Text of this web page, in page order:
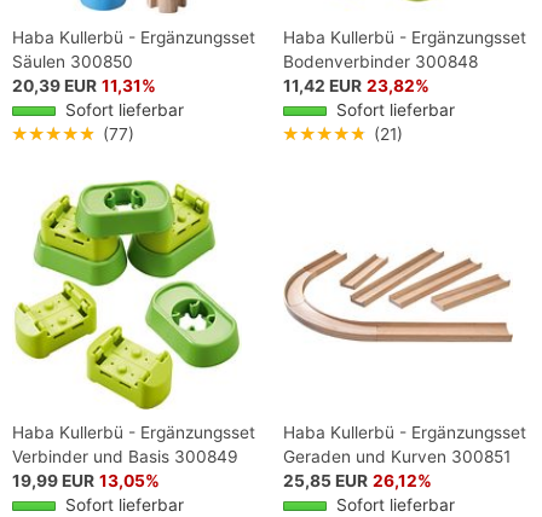
Haba Kullerbü - Ergänzungsset
Säulen 300850
20,39 EUR 11,31%
Sofort lieferbar
★★★★★ (77)
Haba Kullerbü - Ergänzungsset
Bodenverbinder 300848
11,42 EUR 23,82%
Sofort lieferbar
★★★★★ (21)
Haba Kullerbü - Ergänzungsset
Verbinder und Basis 300849
19,99 EUR 13,05%
Sofort lieferbar
Haba Kullerbü - Ergänzungsset
Geraden und Kurven 300851
25,85 EUR 26,12%
Sofort lieferbar